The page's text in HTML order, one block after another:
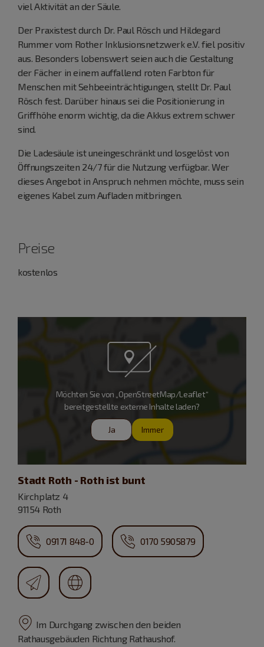
viel Aktivität an der Säule.
Der Praxistest durch Dr. Paul Rösch und Hildegard
Rummer vom Rother Inklusionsnetzwerk e.V. fiel positiv
aus. Besonders lobenswert seien auch die Gestaltung
der Fächer in einem auffallend roten Farbton für
Menschen mit Sehbeeinträchtigungen, stellt Dr. Paul
Rösch fest. Darüber hinaus sei die Positionierung in
Griffhöhe enorm wichtig, da die Akkus extrem schwer
sind.
Die Ladesäule ist uneingeschränkt und losgelöst von
Öffnungszeiten 24/7 für die Nutzung verfügbar. Wer
dieses Angebot in Anspruch nehmen möchte, muss sein
eigenes Kabel zum Aufladen mitbringen.
Preise
kostenlos
Möchten Sie von „OpenStreetMap/Leaflet“
bereitgestellte externe Inhalte laden?
Ja Immer
Stadt Roth - Roth ist bunt
Kirchplatz 4
91154 Roth
09171 848-0 0170 5905879
Im Durchgang zwischen den beiden
Rathausgebäuden Richtung Rathaushof.